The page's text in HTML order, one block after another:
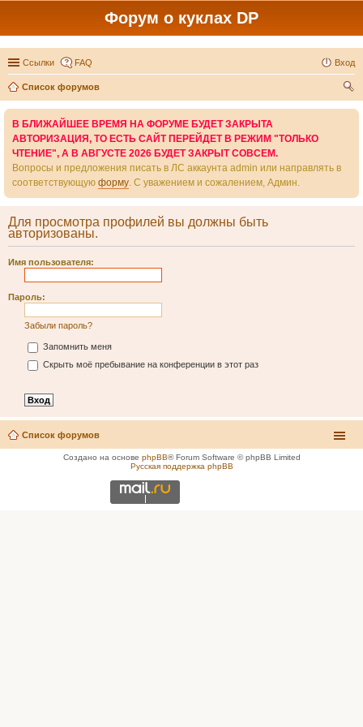
Форум о куклах DP
Ссылки FAQ Вход
Список форумов
В БЛИЖАЙШЕЕ ВРЕМЯ НА ФОРУМЕ БУДЕТ ЗАКРЫТА
АВТОРИЗАЦИЯ, ТО ЕСТЬ САЙТ ПЕРЕЙДЕТ В РЕЖИМ "ТОЛЬКО
ЧТЕНИЕ", А В АВГУСТЕ 2026 БУДЕТ ЗАКРЫТ СОВСЕМ.
Вопросы и предложения писать в ЛС аккаунта admin или направлять в
соответствующую форму. С уважением и сожалением, Админ.
Для просмотра профилей вы должны быть
авторизованы.
Имя пользователя:
Пароль:
Забыли пароль?
Запомнить меня
Скрыть моё пребывание на конференции в этот раз
Список форумов
Создано на основе phpBB® Forum Software © phpBB Limited
Русская поддержка phpBB